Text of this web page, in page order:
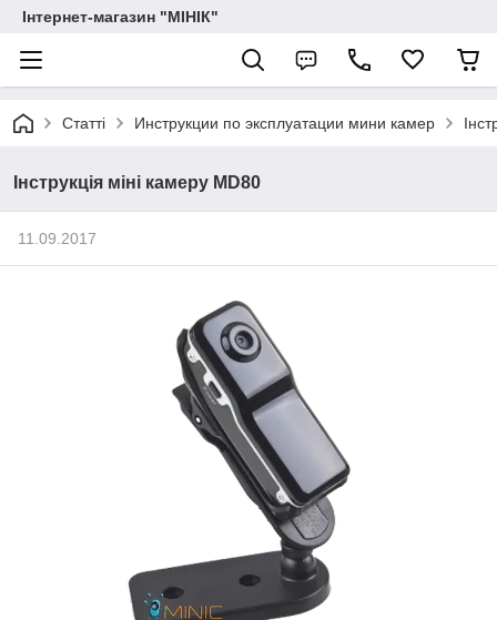
Інтернет-магазин "МІНІК"
Статті Инструкции по эксплуатации мини камер
Інструкція міні камеру MD80
11.09.2017